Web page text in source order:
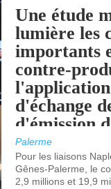
Une étude
lumière les
importants
contre-
d'échange
d'émission
(SEQE-UE)
maritimes
occidentale.
Palerme
Pour les liaisons
Gênes-Palerme, le
2,9 millions et 19,9